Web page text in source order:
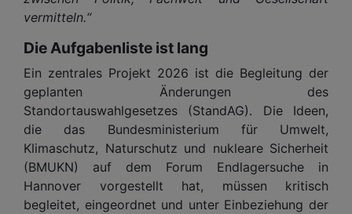
vermitteln.“
Die Aufgabenliste ist lang
Ein zentrales Projekt 2026 ist die Begleitung der
geplanten Änderungen des
Standortauswahlgesetzes (StandAG). Die Ideen,
die das Bundesministerium für Umwelt,
Klimaschutz, Naturschutz und nukleare Sicherheit
(BMUKN) auf dem Forum Endlagersuche in
Hannover vorgestellt hat, müssen kritisch
begleitet, eingeordnet und unter Einbeziehung der